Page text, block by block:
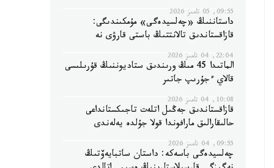
09:55, 05 تامىز 2026
داستاننىڭ «چەلسيدەگى» مۇمكىندىگى:
قازاقستاندىق تالانتتىڭ باستى قارۋى نە
22:04, 04 تامىز 2026
الماتىدا 45 مىڭ ورىندىق ستاديوننىڭ قۇرىلىسى
قالاي ءجۇرىپ جاتىر
10:08, 04 تامىز 2026
قازاقستاندىق جەڭىل اتلەت تاجىكستانداعى
حالىقارالىق مارافوندا قولا جۇلدە يەلەندى
09:55, 04 تامىز 2026
چەلسيدەگى باسەكە: داستان ساتبايەۆتىڭ